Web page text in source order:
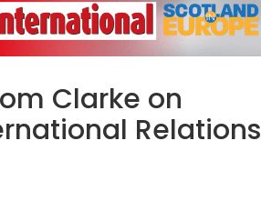
Clarke on
Relations